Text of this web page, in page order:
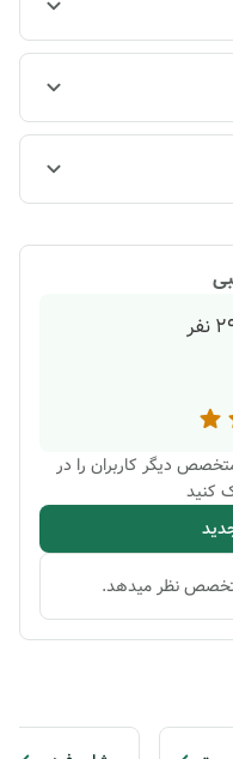
نفر
دیگر کاربران را در
کنید
نظر میدهد.